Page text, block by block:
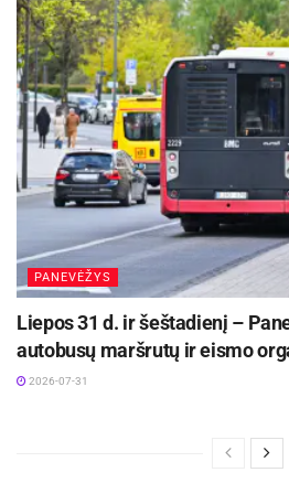
bendradarbiavimo tinklus,
atlieka svarbų vaidmenį
keičiantis gerąja praktika ir
sprendimų.
Panevėžio miesto
PANEVĖŽYS
Liepos 31 d. ir šeštadienį –
autobusų maršrutų ir eismo
2026-07-31